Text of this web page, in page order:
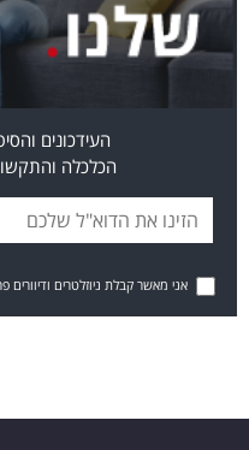
העידכונים
הכלכלה
אני מאשר קבלת ניוזלטרים ודיוורים